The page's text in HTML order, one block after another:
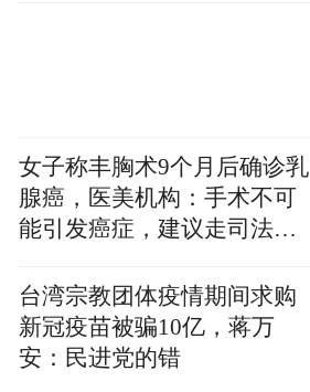
女子称丰胸术9个月后确诊乳
腺癌，医美机构：手术不可
能引发癌症，建议走司法途
台湾宗教团体疫情期间求购
新冠疫苗被骗10亿，蒋万
安：民进党的错